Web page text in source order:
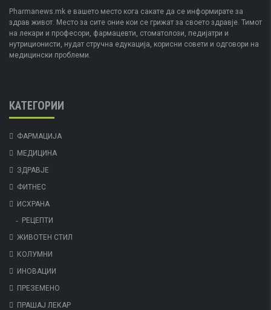
Pharmanews.mk е вашето место кога сакате да се информирате за
здрав живот. Место за сите оние кои се грижат за своето здравје. Тимот
на лекари и професори, фармацевти, стоматолози, педијатри и
нутриционисти, нудат стручна едукација, корисни совети и одговори на
медицински проблеми.
КАТЕГОРИИ
ФАРМАЦИЈА
МЕДИЦИНА
ЗДРАВЈЕ
ФИТНЕС
ИСХРАНА
РЕЦЕПТИ
ЖИВОТЕН СТИЛ
КОЛУМНИ
ИНОВАЦИИ
ПРЕЗЕМЕНО
ПРАШАЈ ЛЕКАР